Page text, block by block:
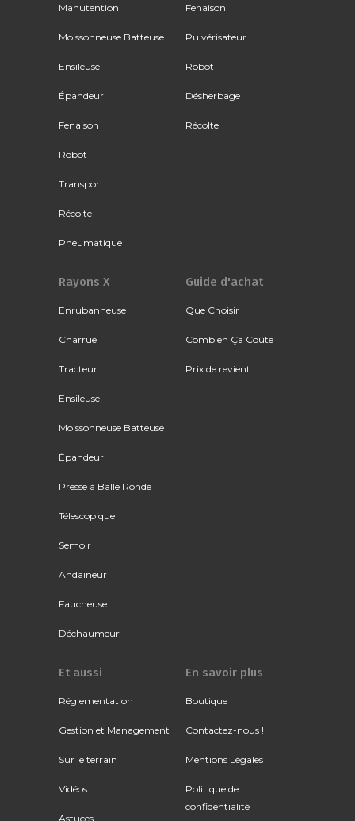
Manutention
Moissonneuse Batteuse
Ensileuse
Épandeur
Fenaison
Robot
Transport
Récolte
Pneumatique
Fenaison
Pulvérisateur
Robot
Désherbage
Récolte
Rayons X
Enrubanneuse
Charrue
Tracteur
Ensileuse
Moissonneuse Batteuse
Épandeur
Presse à Balle Ronde
Télescopique
Semoir
Andaineur
Faucheuse
Déchaumeur
Guide d'achat
Que Choisir
Combien Ça Coûte
Prix de revient
Et aussi
Réglementation
Gestion et Management
Sur le terrain
Vidéos
Astuces
En savoir plus
Boutique
Contactez-nous !
Mentions Légales
Politique de
confidentialité